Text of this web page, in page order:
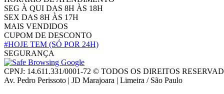
SEG À QUI DAS 8H ÀS 18H
SEX DAS 8H ÀS 17H
MAIS VENDIDOS
CUPOM DE DESCONTO
#HOJE TEM (SÓ POR 24H)
SEGURANÇA
CPNJ: 14.611.331/0001-72 © TODOS OS DIREITOS
Av. Pedro Perissoto | JD Marajoara | Limeira / São Paulo